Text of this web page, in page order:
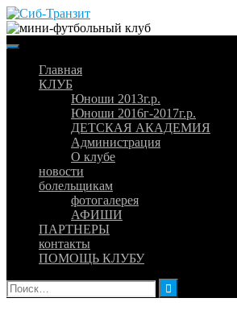
Skip
to
content
Главная
КЛУБ
Юноши 2013г.р.
Юноши 2016г-2017г.р.
ДЕТСКАЯ АКАДЕМИЯ
Администрация
О клубе
новости
болельщикам
фотогалерея
АФИШИ
ПАРТНЕРЫ
контакты
ПОМОЩЬ КЛУБУ
Найти: